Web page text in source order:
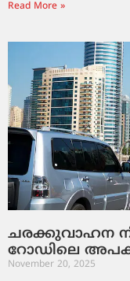
Read More »
ചരക്കുവാഹന
റോഡിലെ
November 20, 2025